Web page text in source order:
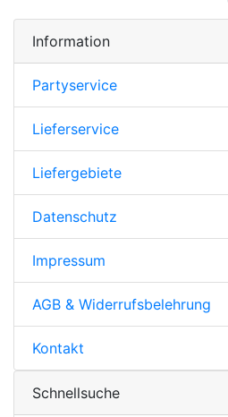
Information
Partyservice
Lieferservice
Liefergebiete
Datenschutz
Impressum
AGB & Widerrufsbelehrung
Kontakt
Schnellsuche